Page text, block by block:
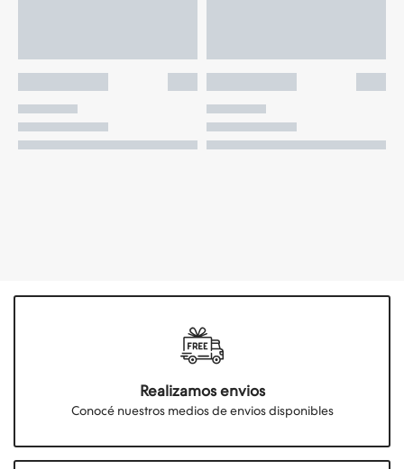
Realizamos envios
Conocé nuestros medios de envios disponibles